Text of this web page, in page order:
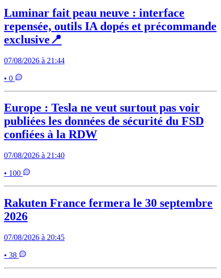
Luminar fait peau neuve : interface
repensée, outils IA dopés et précommande
exclusive📍
07/08/2026 à 21:44
• 0
Europe : Tesla ne veut surtout pas voir
publiées les données de sécurité du FSD
confiées à la RDW
07/08/2026 à 21:40
• 100
Rakuten France fermera le 30 septembre
2026
07/08/2026 à 20:45
• 38